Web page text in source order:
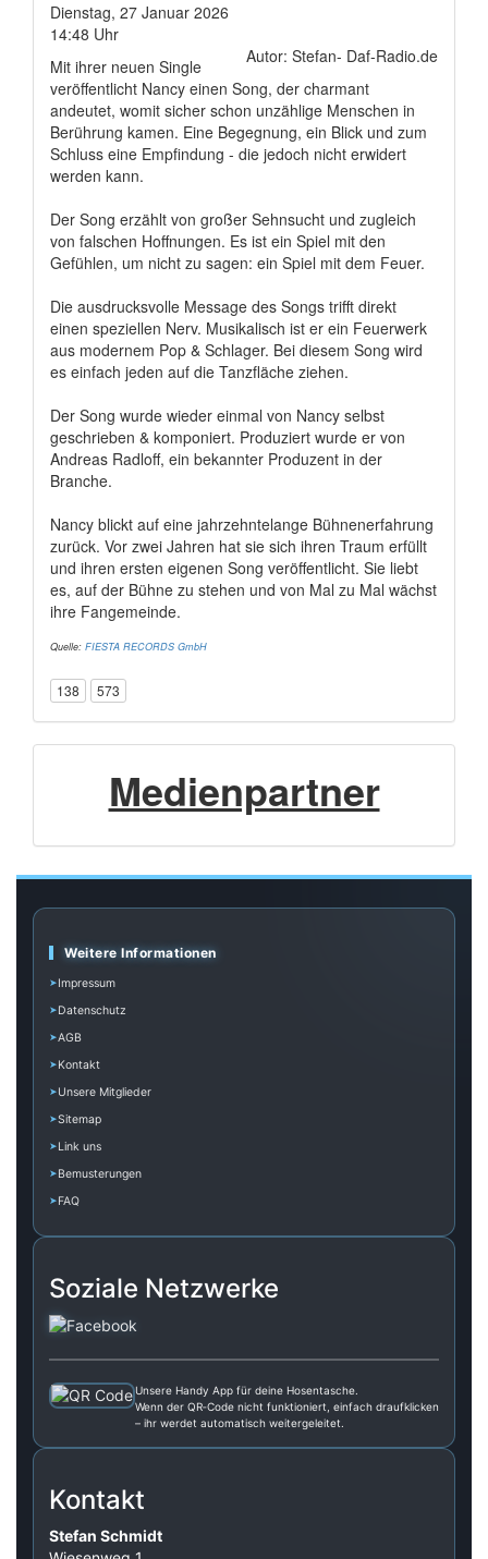
Dienstag, 27 Januar 2026
14:48 Uhr
Autor: Stefan- Daf-Radio.de
Mit ihrer neuen Single
veröffentlicht Nancy einen Song, der charmant
andeutet, womit sicher schon unzählige Menschen in
Berührung kamen. Eine Begegnung, ein Blick und zum
Schluss eine Empfindung - die jedoch nicht erwidert
werden kann.
Der Song erzählt von großer Sehnsucht und zugleich
von falschen Hoffnungen. Es ist ein Spiel mit den
Gefühlen, um nicht zu sagen: ein Spiel mit dem Feuer.
Die ausdrucksvolle Message des Songs trifft direkt
einen speziellen Nerv. Musikalisch ist er ein Feuerwerk
aus modernem Pop & Schlager. Bei diesem Song wird
es einfach jeden auf die Tanzfläche ziehen.
Der Song wurde wieder einmal von Nancy selbst
geschrieben & komponiert. Produziert wurde er von
Andreas Radloff, ein bekannter Produzent in der
Branche.
Nancy blickt auf eine jahrzehntelange Bühnenerfahrung
zurück. Vor zwei Jahren hat sie sich ihren Traum erfüllt
und ihren ersten eigenen Song veröffentlicht. Sie liebt
es, auf der Bühne zu stehen und von Mal zu Mal wächst
ihre Fangemeinde.
Quelle: FIESTA RECORDS GmbH
138 573
Medienpartner
Weitere Informationen
Impressum
Datenschutz
AGB
Kontakt
Unsere Mitglieder
Sitemap
Link uns
Bemusterungen
FAQ
Soziale Netzwerke
Unsere Handy App für deine Hosentasche.
Wenn der QR‑Code nicht funktioniert, einfach draufklicken
– ihr werdet automatisch weitergeleitet.
Kontakt
Stefan Schmidt